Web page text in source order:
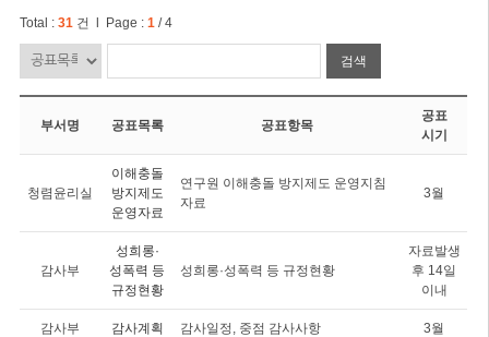
Total : 31건 l Page : 1/ 4
검색
부서명 공표목록 공표항목
공표
시기
청렴윤리실
이해충돌
방지제도
운영자료
연구원 이해충돌 방지제도 운영지침
자료
3월
감사부
성희롱·
성폭력 등
규정현황
성희롱·성폭력 등 규정현황
자료발생
후 14일
이내
감사부 감사계획 감사일정, 중점 감사사항 3월